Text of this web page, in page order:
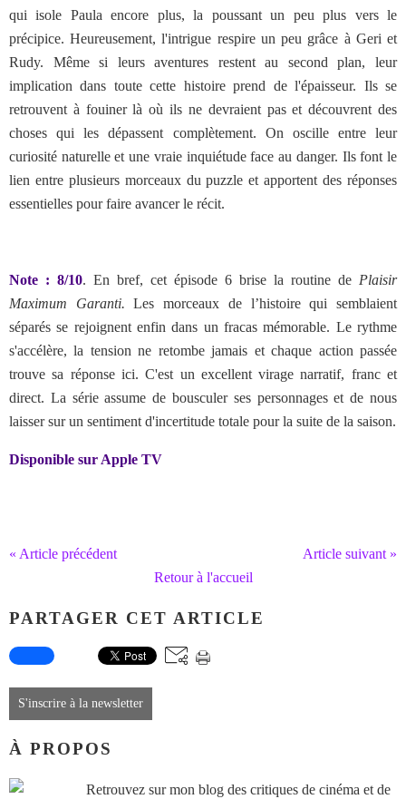
qui isole Paula encore plus, la poussant un peu plus vers le
précipice. Heureusement, l'intrigue respire un peu grâce à Geri et
Rudy. Même si leurs aventures restent au second plan, leur
implication dans toute cette histoire prend de l'épaisseur. Ils se
retrouvent à fouiner là où ils ne devraient pas et découvrent des
choses qui les dépassent complètement. On oscille entre leur
curiosité naturelle et une vraie inquiétude face au danger. Ils font le
lien entre plusieurs morceaux du puzzle et apportent des réponses
essentielles pour faire avancer le récit.
Note : 8/10. En bref, cet épisode 6 brise la routine de Plaisir
Maximum Garanti. Les morceaux de l’histoire qui semblaient
séparés se rejoignent enfin dans un fracas mémorable. Le rythme
s'accélère, la tension ne retombe jamais et chaque action passée
trouve sa réponse ici. C'est un excellent virage narratif, franc et
direct. La série assume de bousculer ses personnages et de nous
laisser sur un sentiment d'incertitude totale pour la suite de la saison.
Disponible sur Apple TV
« Article précédent
Article suivant »
Retour à l'accueil
PARTAGER CET ARTICLE
S'inscrire à la newsletter
À PROPOS
Retrouvez sur mon blog des critiques de cinéma et de